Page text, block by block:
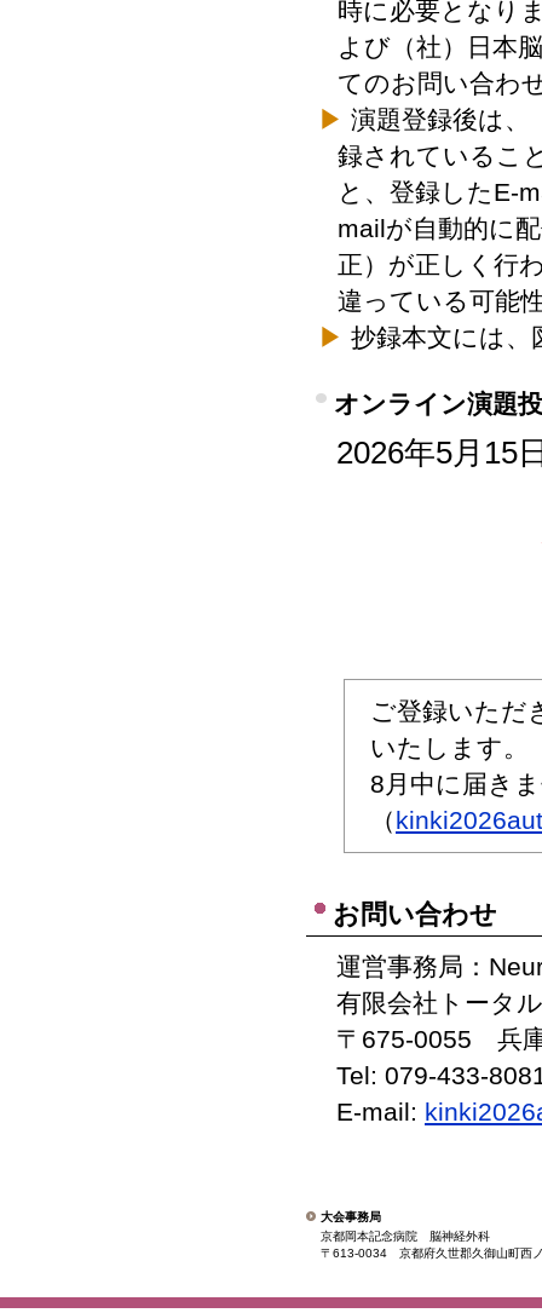
時に必要となり
よび（社）日本
てのお問い合わ
▶ 演題登録後は、
録されているこ
と、登録したE-
mailが自動的に
正）が正しく行
違っている可能
▶ 抄録本文には
オンライン演題
2026年5月15
ご登録いただ
いたします。
8月中に届き
（
お問い合わせ
運営事務局：
有限会社トータ
〒675-0055 兵
Tel: 079-433-
E-mail:
大会事務局
京都岡本記念病院 脳神経外科
〒613-0034 京都府久世郡久御山町西